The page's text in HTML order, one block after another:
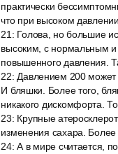
практически
что при высоком давлении
21 : Голова, но большие
высоким, с нормальным и
повышенного давления.
22: Давлением 200 может
И бляшки. Более того,
никакого дискомфорта.
23: Крупные
изменения сахара. Более
24:А в мире считается,